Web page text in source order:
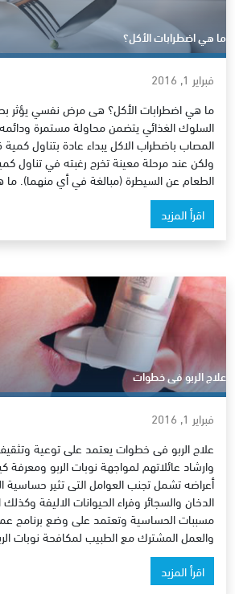
ما هي اضطرابات الأكل؟
فبراير 1, 2016
ما هي اضطرابات الأكل؟ هى مرض نفسي يؤثر
السلوك الغذائي يتضمن محاولة مستمرة
المصاب باضطراب الاكل يبداء عادة بتناول كمية
ولكن عند مرحلة معينة تخرج رغبته في تناول
الطعام عن السيطرة (مبالغة في أي منهما).
اقرأ المزيد
علاج الربو فى خطوات
فبراير 1, 2016
علاج الربو فى خطوات يعتمد على توعية وتثقيف
وارشاد عائلاتهم لمواجهة نوبات الربو ومعرفة
أعراضه تشمل تجنب العوامل التى تثير حساسية
الدخان والسجائر وفراء الحيوانات الاليفة وكذلك
مسببات الحساسية وتعتمد على وضع برنامج
والعمل المشترك مع الطبيب لمكافحة نوبات
اقرأ المزيد